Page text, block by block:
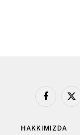
Facebook
X
HAKKIMIZDA